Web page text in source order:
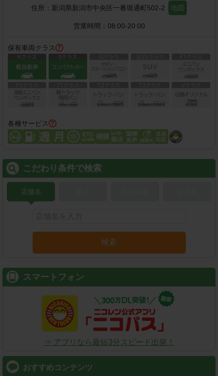
住所： 新潟県新潟市中央区一番堀通町502-2 地図
営業時間： 08:00-20:00
保有車両クラス
各種サービス
こだわり条件で検索
店舗名
検索
スマートフォン
⇒ アプリなら最短3分スピード出発！
おすすめコンテンツ